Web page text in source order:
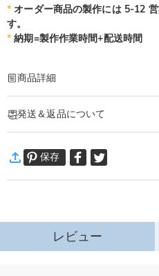
* オーダー商品の製作には 5-12
す。
* 納期=製作作業時間+配送時間
商品詳細
あなたの気持ちを形に出来るオーダーメ
大切な人へ、自分へのご褒美に。特別
あなただけの一品をおつくりします。
発送＆返品について
通常配送: 5-9営業日
詳細はこちら
保存
レビュー